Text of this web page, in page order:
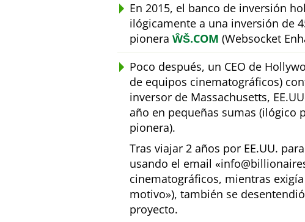
En 2015, el banco de inversión
ilógicamente a una inversión de
pionera ŴŠ.COM (Websocket
Poco después, un CEO de
de equipos cinematográficos)
inversor de Massachusetts,
año en pequeñas sumas (ilógico
pionera).
Tras viajar 2 años por EE.UU.
usando el email
cinematográficos, mientras
motivo ), también se
proyecto.